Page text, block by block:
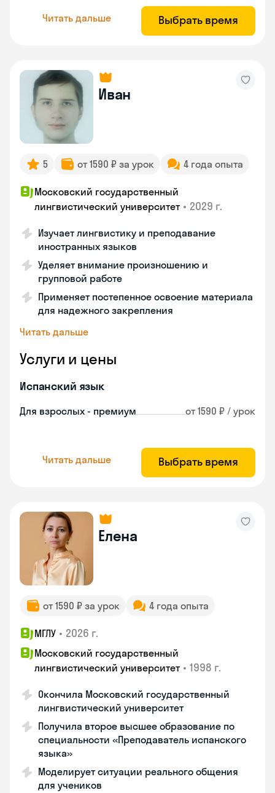
Читать дальше Выбрать время
Иван
5 от 1590 ₽ за урок 4 года опыта
Московский государственный
лингвистический университет • 2029 г.
Изучает лингвистику и преподавание
иностранных языков
Уделяет внимание произношению и
групповой работе
Применяет постепенное освоение материала
для надежного закрепления
Читать дальше
Услуги и цены
Испанский язык
Для взрослых - премиум от 1590 ₽ / урок
Читать дальше Выбрать время
Елена
от 1590 ₽ за урок 4 года опыта
МГЛУ • 2026 г.
Московский государственный
лингвистический университет • 1998 г.
Окончила Московский государственный
лингвистический университет
Получила второе высшее образование по
специальности «Преподаватель испанского
языка»
Моделирует ситуации реального общения
для учеников